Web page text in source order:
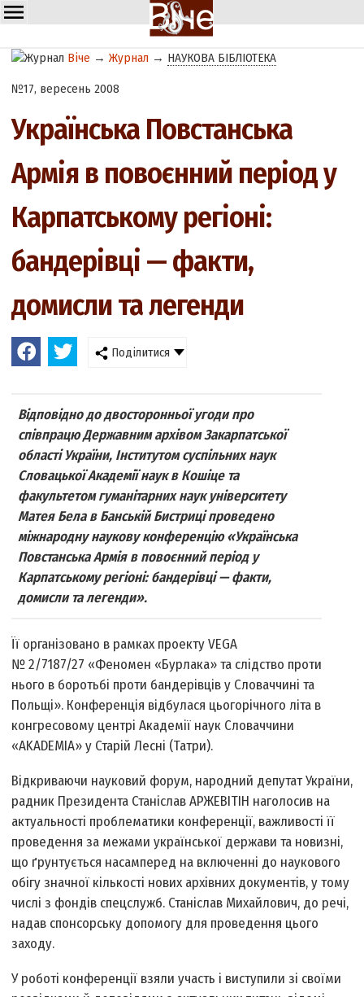
Віче →Журнал → НАУКОВА БІБЛІОТЕКА
№17, вересень 2008
Українська Повстанська
Армія в повоєнний період у
Карпатському регіоні:
бандерівці — факти,
домисли та легенди
Поділитися
Відповідно до двосторонньої угоди про
співпрацю Державним архівом Закарпатської
області України, Інститутом суспільних наук
Словацької Академії наук в Кошіце та
факультетом гуманітарних наук університету
Матея Бела в Банській Бистриці проведено
міжнародну наукову конференцію «Українська
Повстанська Армія в повоєнний період у
Карпатському регіоні: бандерівці — факти,
домисли та легенди».
Її організовано в рамках проекту VEGA
№ 2/7187/27 «Феномен «Бурлака» та слідство проти
нього в боротьбі проти бандерівців у Словаччині та
Польщі». Конференція відбулася цьогорічного літа в
конгресовому центрі Академії наук Словаччини
«AKADEMIA» у Старій Лесні (Татри).
Відкриваючи науковий форум, народний депутат України,
радник Президента Станіслав АРЖЕВІТІН наголосив на
актуальності проблематики конференції, важливості її
проведення за межами української держави та новизні,
що ґрунтується насамперед на включенні до наукового
обігу значної кількості нових архівних документів, у тому
числі з фондів спецслужб. Станіслав Михайлович, до речі,
надав спонсорську допомогу для проведення цього
заходу.
У роботі конференції взяли участь і виступили зі своїми